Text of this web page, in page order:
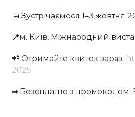
📅 Зустрічаємося 1–3 жовтня
📍м. Київ, Міжнародний
📲 Отримайте квиток зараз:
2025
➡ Безоплатно з промокодом: